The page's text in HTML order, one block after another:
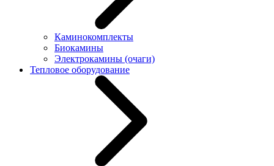
Каминокомплекты
Биокамины
Электрокамины (очаги)
Тепловое оборудование